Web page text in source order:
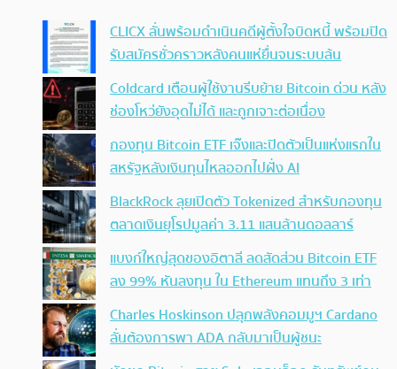
CLICX ลั่นพร้อมดำเนินคดีผู้ตั้งใจบิดหนี้ พร้อมปิด
รับสมัครชั่วคราวหลังคนแห่ยื่นจนระบบล้น
Coldcard เตือนผู้ใช้งานรีบย้าย Bitcoin ด่วน หลัง
ช่องโหว่ยังอุดไม่ได้ และถูกเจาะต่อเนื่อง
กองทุน Bitcoin ETF เจ๊งและปิดตัวเป็นแห่งแรกใน
สหรัฐหลังเงินทุนไหลออกไปฝั่ง AI
BlackRock ลุยเปิดตัว Tokenized สำหรับกองทุน
ตลาดเงินยุโรปมูลค่า 3.11 แสนล้านดอลลาร์
แบงก์ใหญ่สุดของอิตาลี ลดสัดส่วน Bitcoin ETF
ลง 99% หันลงทุน ใน Ethereum แทนถึง 3 เท่า
Charles Hoskinson ปลุกพลังคอมมูฯ Cardano
ลั่นต้องการพา ADA กลับมาเป็นผู้ชนะ